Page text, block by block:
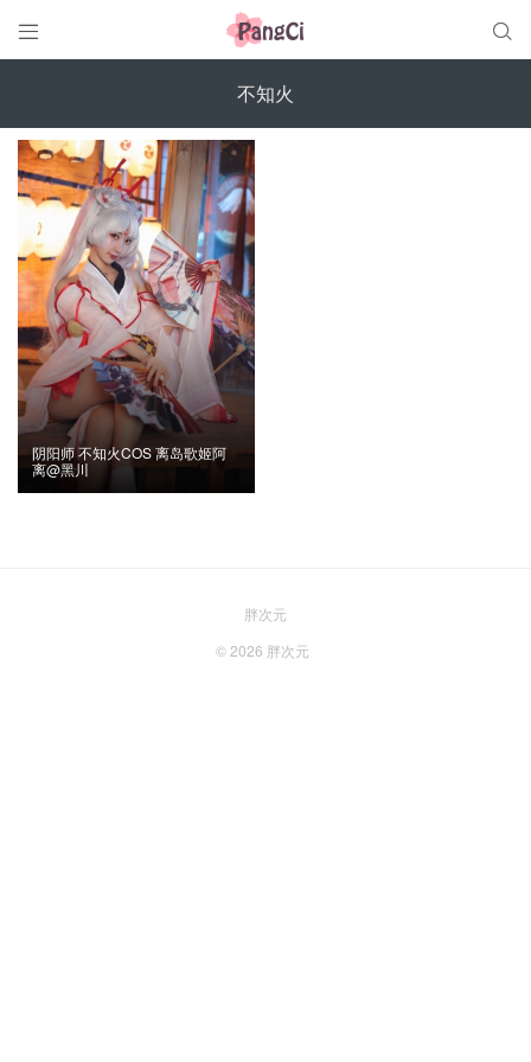
 
不知火
阴阳师 不知火COS 离岛歌姬阿
离@黑川
胖次元
© 2026 胖次元